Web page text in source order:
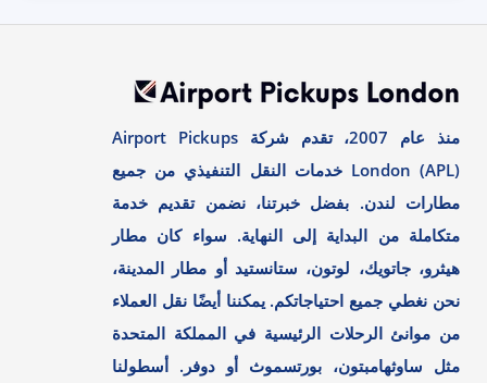
منذ عام 2007، تقدم شركة Airport Pickups
London (APL) خدمات النقل التنفيذي من جميع
مطارات لندن. بفضل خبرتنا، نضمن تقديم خدمة
متكاملة من البداية إلى النهاية. سواء كان مطار
هيثرو، جاتويك، لوتون، ستانستيد أو مطار المدينة،
نحن نغطي جميع احتياجاتكم. يمكننا أيضًا نقل العملاء
من موانئ الرحلات الرئيسية في المملكة المتحدة
مثل ساوثهامبتون، بورتسموث أو دوفر. أسطولنا